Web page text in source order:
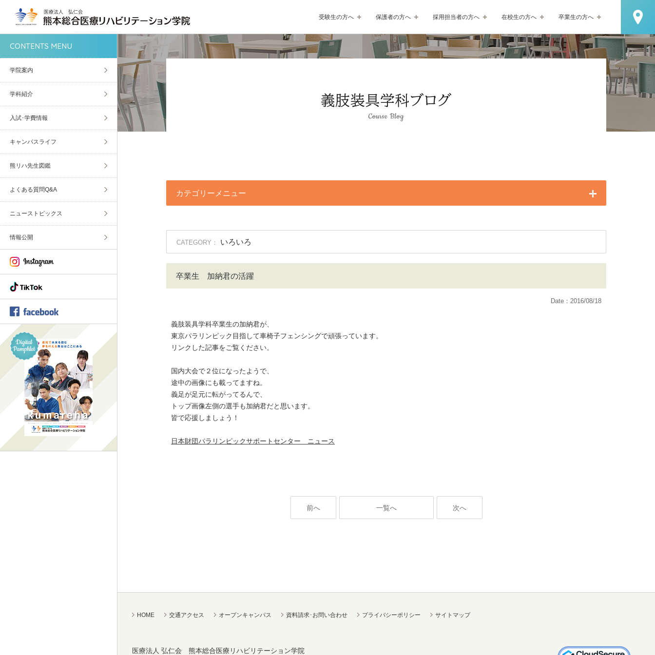
受験生の方へ 保護者の方へ 採用担当者の方へ 在校生の方へ 卒業生の方へ
CONTENTS MENU
学院案内
学科紹介
入試･学費情報
キャンパスライフ
熊リハ先生図鑑
よくある質問Q&A
ニューストピックス
情報公開
カテゴリーメニュー
CATEGORY： いろいろ
卒業生 加納君の活躍
Date：2016/08/18
義肢装具学科卒業生の加納君が、
東京パラリンピック目指して車椅子フェンシングで頑張っています。
リンクした記事をご覧ください。
国内大会で２位になったようで、
途中の画像にも載ってますね。
義足が足元に転がってるんで、
トップ画像左側の選手も加納君だと思います。
皆で応援しましょう！
日本財団パラリンピックサポートセンター ニュース
前へ 一覧へ 次へ
HOME 交通アクセス オープンキャンパス 資料請求･お問い合わせ プライバシーポリシー サイトマップ
医療法人 弘仁会 熊本総合医療リハビリテーション学院